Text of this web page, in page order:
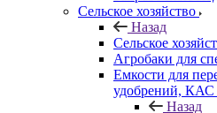
Сельское хозяйство
Назад
Сельское
Агробаки для
Емкости для
удобрений, КАС
Назад